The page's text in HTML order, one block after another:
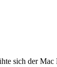
sich der